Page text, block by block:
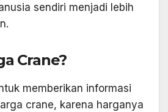
sendiri menjadi lebih
Crane?
memberikan informasi
crane, karena harganya